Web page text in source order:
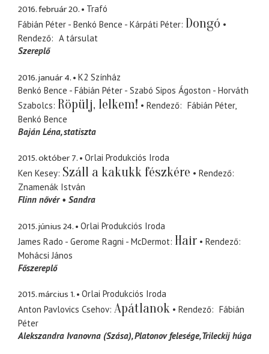
2016. február 20.
Trafó
Fábián Péter - Benkó Bence - Kárpáti Péter Dongó
Rendező
A társulat
Szereplő
2016. január 4.
K2 Színház
Benkó Bence - Fábián Péter - Szabó Sipos Ágoston - Horváth
Szabolcs Röpülj, lelkem! Rendező
Fábián Péter
Benkó Bence
Baján Léna statiszta
2015. október 7.
Orlai Produkciós Iroda
Ken Kesey Száll a kakukk fészkére
Rendező
Znamenák István
Flinn nővér
Sandra
2015. június 24.
Orlai Produkciós Iroda
James Rado - Gerome Ragni - McDermot Hair
Rendező
Mohácsi János
Főszereplő
2015. március 1.
Orlai Produkciós Iroda
Anton Pavlovics Csehov Apátlanok Rendező
Fábián
Péter
Alekszandra Ivanovna (Szása) Platonov felesége, Trileckij húga